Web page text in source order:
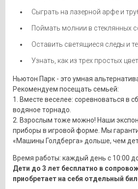
Сыграть на лазерной арфе и
Поймать молнии в стеклянных
Оставить светящиеся следы и
Узнать, как из трех простых
Ньютон Парк - это умная
Рекомендуем посещать семьей:
1. Вместе веселее: соревноваться в
водяное торнадо.
2. Взрослым тоже можно! Наши
приборы в игровой форме. Мы
«Машины Голдберга» дольше, чем
Время работы: каждый день с 10:00
Дети до 3 лет бесплатно в
приобретает на себя отдельный